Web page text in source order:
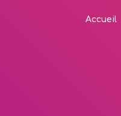
Accueil